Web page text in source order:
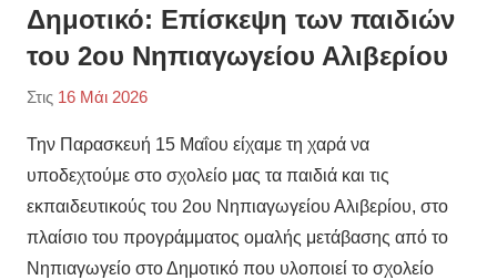
Δημοτικό: Επίσκεψη των παιδιών
του 2ου Νηπιαγωγείου Αλιβερίου
Στις 16 Μάι 2026
Δημοτικό
Σχολείο
Αλιβερίου
δράσεις,
Προβεβλημένες
Την Παρασκευή 15 Μαΐου είχαμε τη χαρά να
υποδεχτούμε στο σχολείο μας τα παιδιά και τις
εκπαιδευτικούς του 2ου Νηπιαγωγείου Αλιβερίου, στο
πλαίσιο του προγράμματος ομαλής μετάβασης από το
Νηπιαγωγείο στο Δημοτικό που υλοποιεί το σχολείο